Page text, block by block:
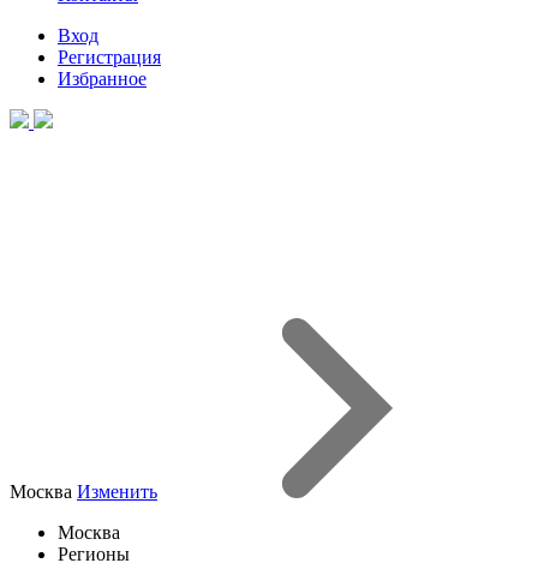
Вход
Регистрация
Избранное
Москва Изменить
Москва
Регионы